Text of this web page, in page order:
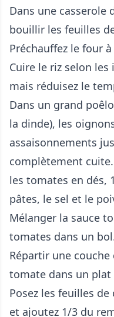
Dans une casserole
bouillir les feuilles
Préchauffez le four
Cuire le riz selon
mais réduisez le
Dans un grand
la dinde), les
assaisonnements
complètement
les tomates en dés,
pâtes, le sel et le
Mélanger la sauce
tomates dans un
Répartir une
tomate dans un plat
Posez les feuilles
et ajoutez 1/3 du